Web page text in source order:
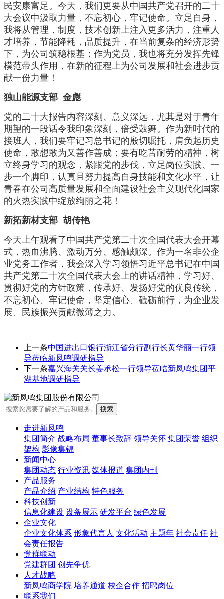
民安康富足。今天，我们更要从中国共产党召开的二十
大会议中汲取力量，不忘初心，牢记使命。立足自身，
我将从管理，制度，技术创新上注入更多活力，注重人
才培养，节能降耗，品质提升，在当前复杂的经济形势
下，为公司筑稳根基；作为党员，我也将充分发挥先锋
模范带头作用，在新的征程上为公司发展和社会进步贡
献一份力量！
独山能源支部 金彪
党的二十大报告内容深刻、意义深远，尤其是对于青年
期望的一段话令我印象深刻，倍受鼓舞。作为新时代的
接班人，我们要牢记习总书记的殷切嘱托，肩负起历史
使命，敢想敢为又善作善成；要有吃苦耐劳的精神，树
立终身学习的观念，紧跟党的步伐，立足岗位实践、一
步一个脚印，认真且努力提高自身技能和文化水平，让
青春在公司高质量发展和全面建设社会主义现代化国家
的火热实践中绽放绚丽之花！
新拓新材支部 胡传艳
今天上午观看了中国共产党第二十次全国代表大会开幕
式，热血沸腾、激动万分、感触颇深。作为一名非公企
业党务工作者，我会深入学习领悟习近平总书记在中国
共产党第二十次全国代表大会上的讲话精神，学习好、
贯彻好党的方针政策，传承好、发扬好党的优良传统，
不忘初心、牢记使命，坚定信心、砥砺前行，为企业发
展、民族振兴贡献微薄之力。
上一条中国进出口银行浙江省分行副行长黄华丽一行领
导莅临新凤鸣调研指导
下一条嘉兴海关关长姜承松一行领导莅临新凤鸣集团平
湖基地调研指导
走进新凤鸣
集团简介 战略布局 董事长致辞 领导关怀 集团荣誉 组织
架构 影像集锦
新闻中心
集团动态 行业资讯 媒体报道 集团内刊
产品服务
产品介绍 产业结构 特色服务
科技创新
信息化建设 设备展示 研发平台 绿色发展
企业文化
企业文化体系 形象代言人 文化活动 主题年 社会责任 社
会责任报告
党群联动
党建群团 创先争优
人才战略
新凤鸣商学院 培养通道 校企合作 招聘岗位
联系我们